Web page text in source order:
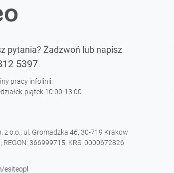
pytania? Zadzwoń lub napisz
5397
pracy infolinii:
piątek 10:00-13:00
z o.o., ul. Gromadzka 46, 30-719 Krakow
REGON: 366999715, KRS: 0000672826
esiteopl